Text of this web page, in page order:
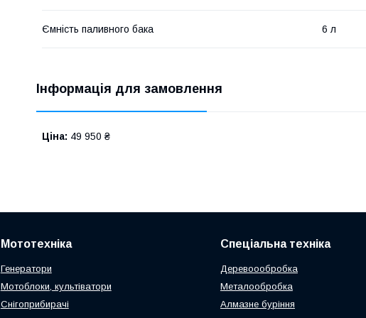
Ємність паливного бака 6 л
Інформація для замовлення
Ціна: 49 950 ₴
Мототехніка
Генератори
Мотоблоки, культіватори
Снігоприбирачі
Спеціальна техніка
Деревоообробка
Металообробка
Алмазне буріння